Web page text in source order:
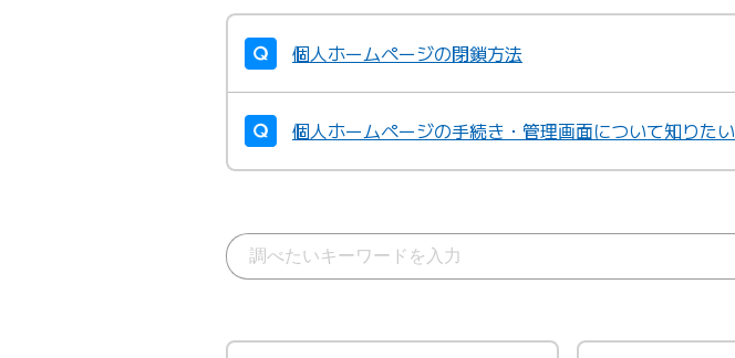
個人ホームページの閉鎖方法
個人ホームページの手続き・管理画面について知りたい